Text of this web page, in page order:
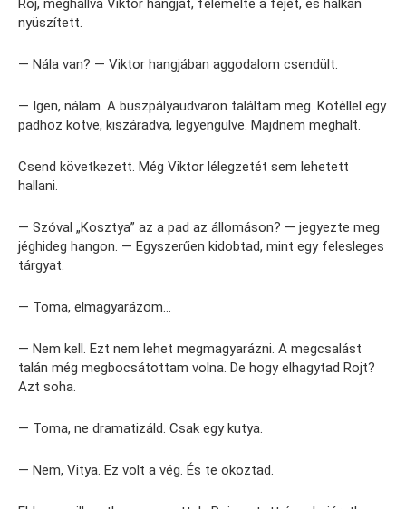
Roj, meghallva Viktor hangját, felemelte a fejét, és halkan
nyüszített.
— Nála van? — Viktor hangjában aggodalom csendült.
— Igen, nálam. A buszpályaudvaron találtam meg. Kötéllel egy
padhoz kötve, kiszáradva, legyengülve. Majdnem meghalt.
Csend következett. Még Viktor lélegzetét sem lehetett
hallani.
— Szóval „Kosztya” az a pad az állomáson? — jegyezte meg
jéghideg hangon. — Egyszerűen kidobtad, mint egy felesleges
tárgyat.
— Toma, elmagyarázom…
— Nem kell. Ezt nem lehet megmagyarázni. A megcsalást
talán még megbocsátottam volna. De hogy elhagytad Rojt?
Azt soha.
— Toma, ne dramatizáld. Csak egy kutya.
— Nem, Vitya. Ez volt a vég. És te okoztad.